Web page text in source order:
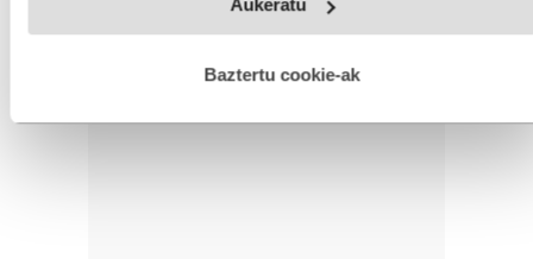
fitxategiak erabiltzen ditu. Zure esperientzia eta zerbitzuak
esplizitua ematen diguzu.Gehiago irakurri
Aukeratu
Baztertu cookie-ak
INTERESGARRIA IZANGO ZAIZU